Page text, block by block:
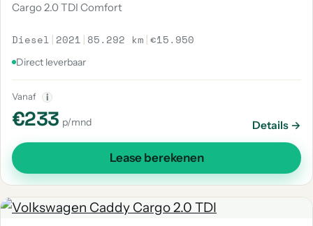
Cargo 2.0 TDI Comfort
Diesel | 2021 | 85.292 km |€15.950
Direct leverbaar
Vanaf i
€233 p/mnd Details →
Lease berekenen